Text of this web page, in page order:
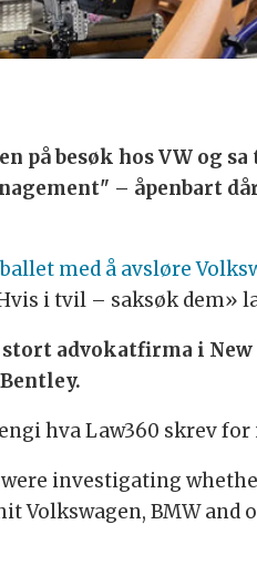
besøk hos VW og
– åpenbart
med å avsløre
i tvil – saksøk dem»
advokatfirma i
hva Law360 skrev
investigating
Volkswagen, BMW